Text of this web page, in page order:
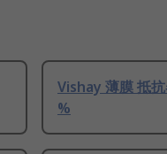
Vishay 薄膜 抵
%